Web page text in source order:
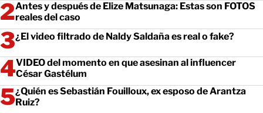
Antes y después de Elize Matsunaga: Estas son FOTOS
reales del caso
¿El video filtrado de Naldy Saldaña es real o fake?
VIDEO del momento en que asesinan al influencer
César Gastélum
¿Quién es Sebastián Fouilloux, ex esposo de Arantza
Ruiz?